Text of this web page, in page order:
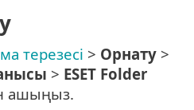
терезесі > Орнату >
> ESET Folder
ашыңыз.